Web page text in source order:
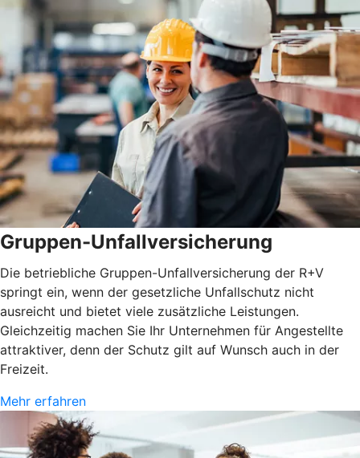
Gruppen-Unfallversicherung
Die betriebliche Gruppen-Unfallversicherung der R+V
springt ein, wenn der gesetzliche Unfallschutz nicht
ausreicht und bietet viele zusätzliche Leistungen.
Gleichzeitig machen Sie Ihr Unternehmen für Angestellte
attraktiver, denn der Schutz gilt auf Wunsch auch in der
Freizeit.
Mehr erfahren